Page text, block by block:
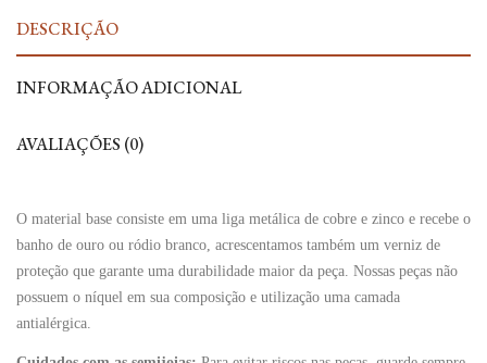
DESCRIÇÃO
INFORMAÇÃO ADICIONAL
AVALIAÇÕES (0)
O material base consiste em uma liga metálica de cobre e zinco e recebe o
banho de ouro ou ródio branco, acrescentamos também um verniz de
proteção que garante uma durabilidade maior da peça. Nossas peças não
possuem o níquel em sua composição e utilização uma camada
antialérgica.